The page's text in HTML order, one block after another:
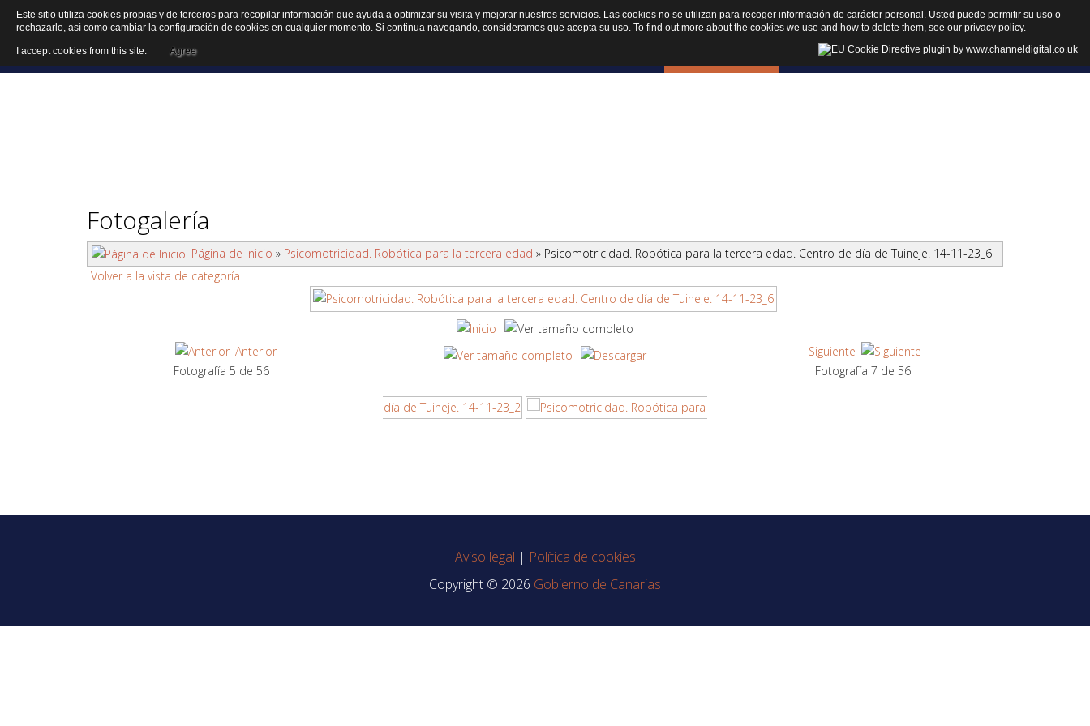
Inicio Programa Noticias Entidades Multimedia Contacto 🔎
Fotogalería
Página de Inicio » Psicomotricidad. Robótica para la tercera edad » Psicomotricidad. Robótica para la tercera edad. Centro de día de Tuineje. 14-11-23_6
Volver a la vista de categoría
Anterior
Fotografía 5 de 56
Siguiente
Fotografía 7 de 56
Aviso legal | Política de cookies
Copyright © 2026 Gobierno de Canarias
Este sitio utiliza cookies propias y de terceros para recopilar información que ayuda a optimizar su visita y mejorar nuestros servicios. Las cookies no se utilizan para recoger información de carácter personal. Usted puede permitir su uso o
rechazarlo, así como cambiar la configuración de cookies en cualquier momento. Si continua navegando, consideramos que acepta su uso. To find out more about the cookies we use and how to delete them, see our privacy policy.
I accept cookies from this site. Agree